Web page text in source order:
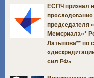
ЕСПЧ признал
преследование
председателя
Мемориала»*
Латыпова** по
сил РФ»